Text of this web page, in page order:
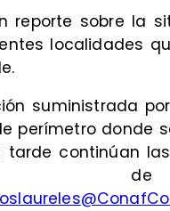
reporte sobre la
localidades
suministrada
perímetro donde
continúan